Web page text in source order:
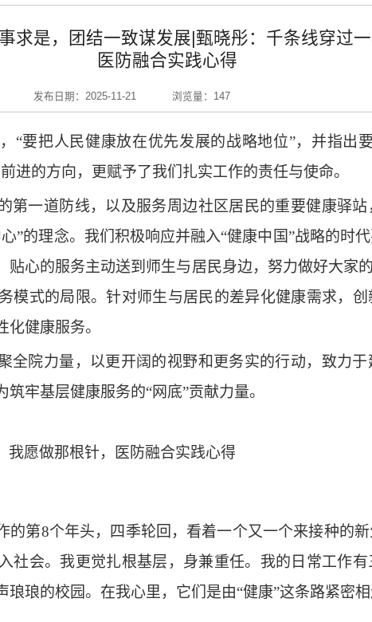
求是，团结一致谋发展|甄晓彤：千条线穿过一
医防融合实践心得
发布日期：2025-11-21 浏览量： 147
“要把人民健康放在优先发展的战略地位”，并指出
进的方向，更赋予了我们扎实工作的责任与使命。
第一道防线，以及服务周边社区居民的重要健康驿
”的理念。我们积极响应并融入“健康中国”战略的时
贴心的服务主动送到师生与居民身边，努力做好大家
模式的局限。针对师生与居民的差异化健康需求，
健康服务。
全院力量，以更开阔的视野和更务实的行动，致力
筑牢基层健康服务的“网底”贡献力量。
我愿做那根针，医防融合实践心得
的第8个年头，四季轮回，看着一个又一个来接种的
社会。我更觉扎根基层，身兼重任。 我的 日常工作
琅琅的校园。在我心里，它们是由“健康”这条路紧密